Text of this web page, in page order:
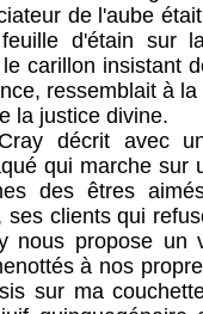
de l'aube
d'étain sur
carillon insistant
ressemblait à
la justice divine.
décrit avec
qui marche sur
des êtres
ses clients qui
nous propose un
à nos
sur ma